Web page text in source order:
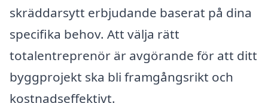
skräddarsytt erbjudande baserat på dina
specifika behov. Att välja rätt
totalentreprenör är avgörande för att ditt
byggprojekt ska bli framgångsrikt och
kostnadseffektivt.